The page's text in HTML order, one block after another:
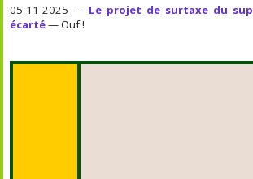
05-11-2025 — Le projet de surtaxe du
écarté— Ouf !